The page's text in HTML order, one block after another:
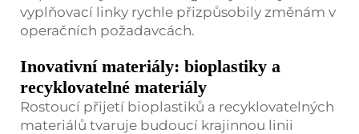
vyplňovací linky rychle přizpůsobily změnám v
operačních požadavcách.
Inovativní materiály: bioplastiky a
recyklovatelné materiály
Rostoucí přijetí bioplastiků a recyklovatelných
materiálů tvaruje budoucí krajinnou linii